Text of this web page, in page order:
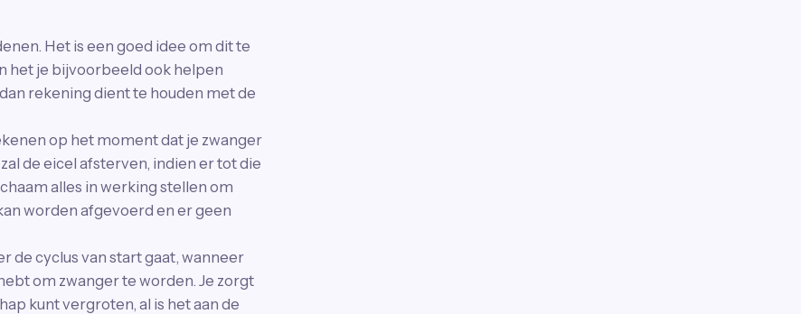
Het is een goed idee om dit te
het je bijvoorbeeld ook helpen
rekening dient te houden met de
op het moment dat je zwanger
de eicel afsterven, indien er tot die
alles in werking stellen om
worden afgevoerd en er geen
de cyclus van start gaat, wanneer
om zwanger te worden. Je zorgt
kunt vergroten, al is het aan de